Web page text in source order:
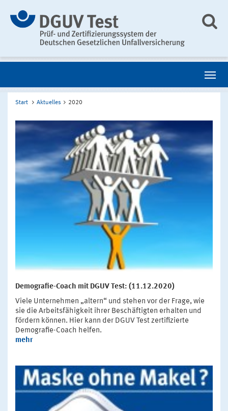
Start Aktuelles 2020
Demografie-Coach mit DGUV Test: (11.12.2020)
Viele Unternehmen „altern“ und stehen vor der Frage, wie
sie die Arbeitsfähigkeit ihrer Beschäftigten erhalten und
fördern können. Hier kann der DGUV Test zertifizierte
Demografie-Coach helfen.
mehr